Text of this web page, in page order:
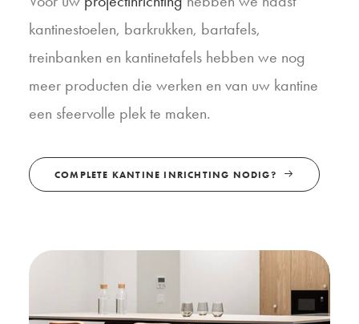
kantinestoelen, barkrukken, bartafels,
treinbanken en kantinetafels hebben we nog
meer producten die werken en van uw kantine
een sfeervolle plek te maken.
COMPLETE KANTINE INRICHTING NODIG?